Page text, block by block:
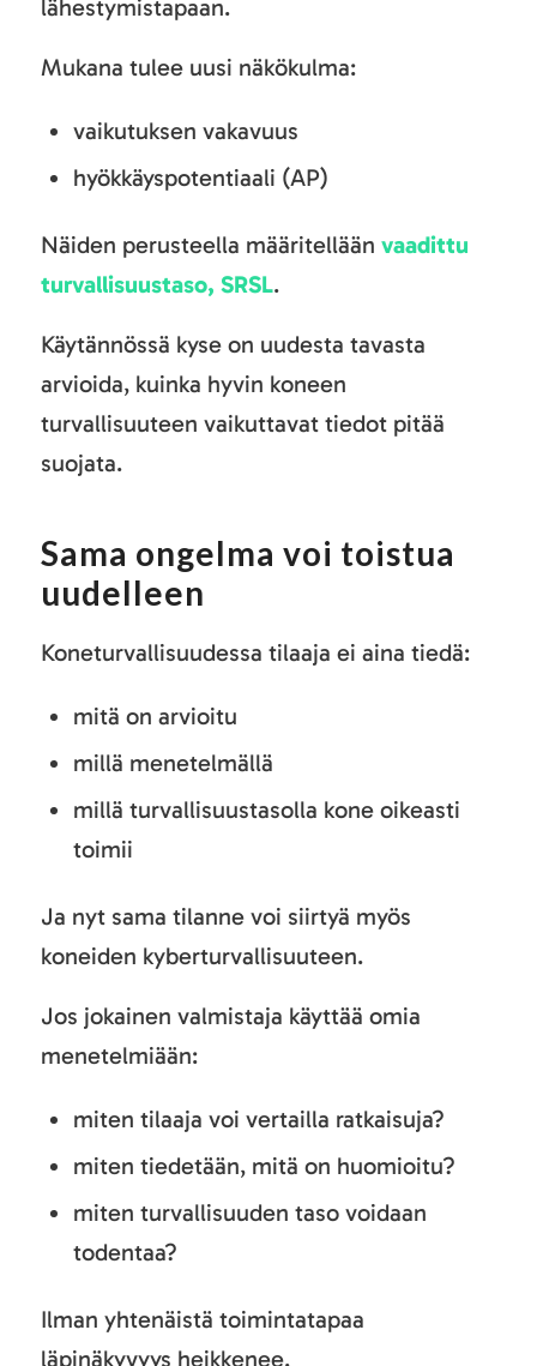
lähestymistapaan.
Mukana tulee uusi näkökulma:
vaikutuksen vakavuus
hyökkäyspotentiaali (AP)
Näiden perusteella määritellään vaadittu
turvallisuustaso, SRSL.
Käytännössä kyse on uudesta tavasta
arvioida, kuinka hyvin koneen
turvallisuuteen vaikuttavat tiedot pitää
suojata.
Sama ongelma voi toistua
uudelleen
Koneturvallisuudessa tilaaja ei aina tiedä:
mitä on arvioitu
millä menetelmällä
millä turvallisuustasolla kone oikeasti
toimii
Ja nyt sama tilanne voi siirtyä myös
koneiden kyberturvallisuuteen.
Jos jokainen valmistaja käyttää omia
menetelmiään:
miten tilaaja voi vertailla ratkaisuja?
miten tiedetään, mitä on huomioitu?
miten turvallisuuden taso voidaan
todentaa?
Ilman yhtenäistä toimintatapaa
läpinäkyvyys heikkenee.